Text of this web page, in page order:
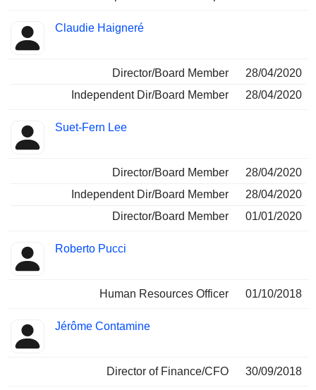
Claudie Haigneré
Director/Board Member
28/04/2020
Independent Dir/Board Member
28/04/2020
Suet-Fern Lee
Director/Board Member
28/04/2020
Independent Dir/Board Member
28/04/2020
Director/Board Member
01/01/2020
Roberto Pucci
Human Resources Officer 01/10/2018
Jérôme Contamine
Director of Finance/CFO 30/09/2018